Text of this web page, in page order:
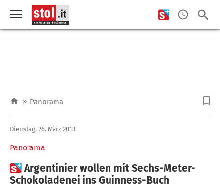
» Panorama
Panorama
Dienstag, 26. März 2013
Argentinier wollen mit Sechs-Meter-
Schokoladenei ins Guinness-Buch